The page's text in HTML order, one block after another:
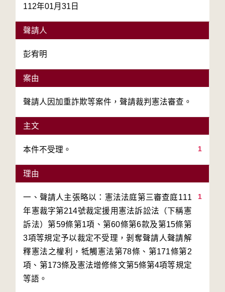
112年01月31日
聲請人
彭宥明
案由
聲請人因加重詐欺等案件，聲請裁判憲法審查。
主文
1
本件不受理。
理由
1
一、聲請人主張略以：憲法法庭第三審查庭111
年憲裁字第214號裁定援用憲法訴訟法（下稱憲
訴法）第59條第1項、第60條第6款及第15條第
3項等規定予以裁定不受理，剝奪聲請人聲請解
釋憲法之權利，牴觸憲法第78條、第171條第2
項、第173條及憲法增修條文第5條第4項等規定